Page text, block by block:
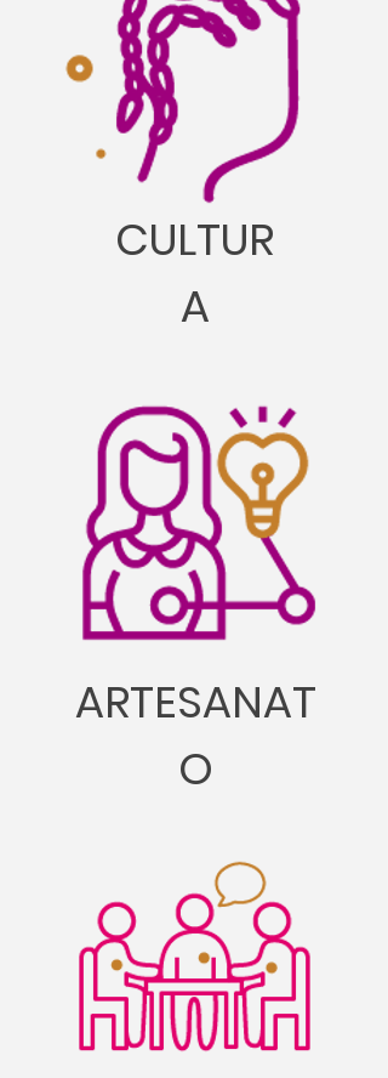
CULTUR
A
ARTESANAT
O